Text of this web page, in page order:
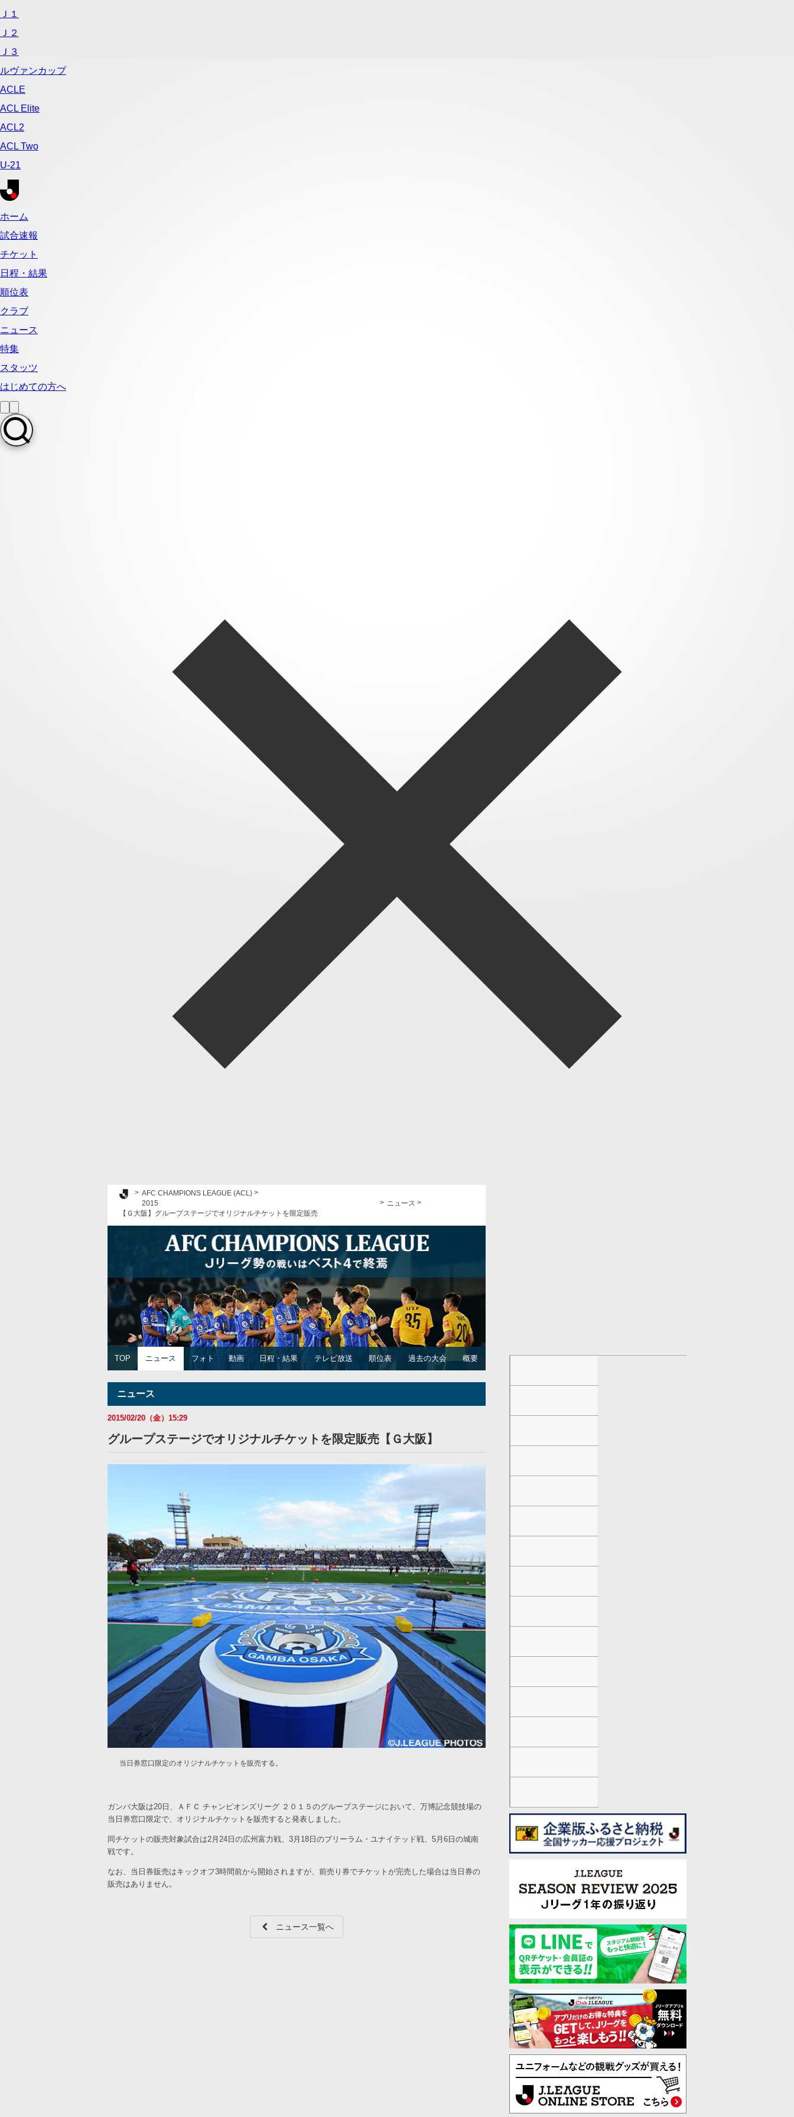
Ｊリーグ TOP
AFC CHAMPIONS LEAGUE (ACL)
2015
ニュース
【Ｇ大阪】グループステージでオリジナルチケットを限定販売
TOP ニュース フォト 動画 日程・結果 テレビ放送 順位表 過去の大会 概要
ニュース
2015/02/20（金）15:29
グループステージでオリジナルチケットを限定販売【Ｇ大阪】
当日券窓口限定のオリジナルチケットを販売する。
ガンバ大阪は20日、ＡＦＣ チャンピオンズリーグ ２０１５のグループステージにおいて、万博記念競技場の
当日券窓口限定で、オリジナルチケットを販売すると発表しました。
同チケットの販売対象試合は2月24日の広州富力戦、3月18日のブリーラム・ユナイテッド戦、5月6日の城南
戦です。
なお、当日券販売はキックオフ3時間前から開始されますが、前売り券でチケットが完売した場合は当日券の
販売はありません。
ニュース一覧へ